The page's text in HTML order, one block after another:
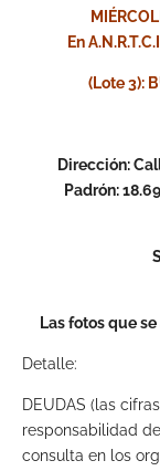
En
(Lote 3):
Dirección:
Padrón:
Las fotos que
Detalle:
DEUDAS (las
responsabilidad
consulta en los